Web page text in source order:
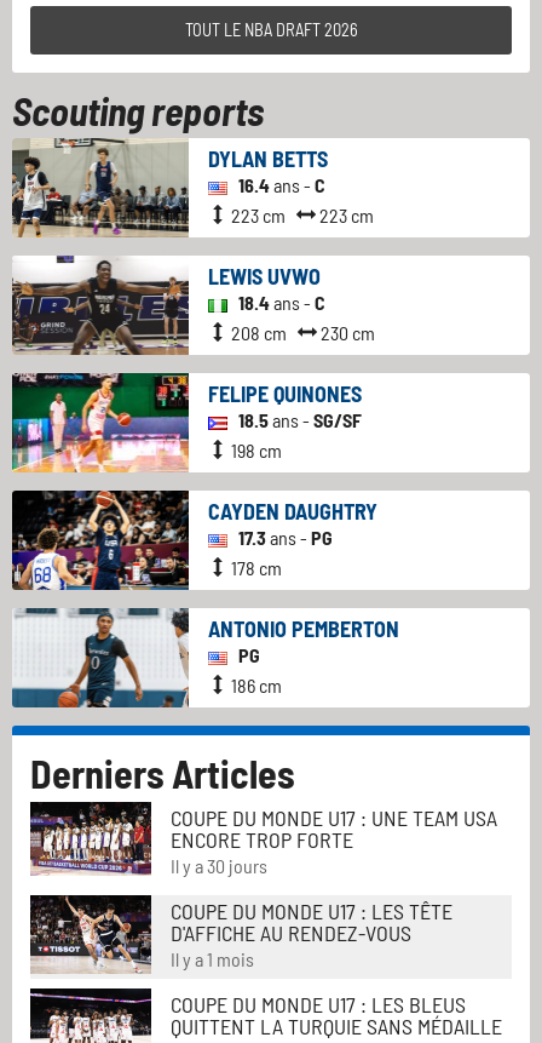
TOUT LE NBA DRAFT 2026
Scouting reports
DYLAN BETTS
16.4ans - C
223 cm
223 cm
LEWIS UVWO
18.4ans - C
208 cm
230 cm
FELIPE QUINONES
18.5ans - SG/SF
198 cm
CAYDEN DAUGHTRY
17.3ans - PG
178 cm
ANTONIO PEMBERTON
PG
186 cm
Derniers Articles
COUPE DU MONDE U17 : UNE TEAM USA
ENCORE TROP FORTE
Il y a 30 jours
COUPE DU MONDE U17 : LES TÊTE
D'AFFICHE AU RENDEZ-VOUS
Il y a 1 mois
COUPE DU MONDE U17 : LES BLEUS
QUITTENT LA TURQUIE SANS MÉDAILLE